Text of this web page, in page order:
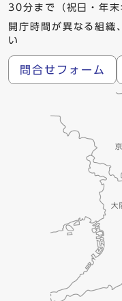
30分まで（祝日・年末
開庁時間が異なる組織
い
問合せフォーム